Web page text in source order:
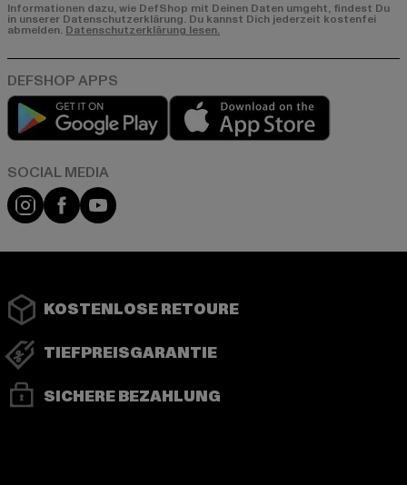
Informationen dazu, wie DefShop mit Deinen Daten umgeht, findest Du
in unserer Datenschutzerklärung. Du kannst Dich jederzeit kostenfei
abmelden. Datenschutzerklärung lesen.
Play market
Instagram
FacebookYouTube
KOSTENLOSE RETOURE
TIEFPREISGARANTIE
SICHERE BEZAHLUNG